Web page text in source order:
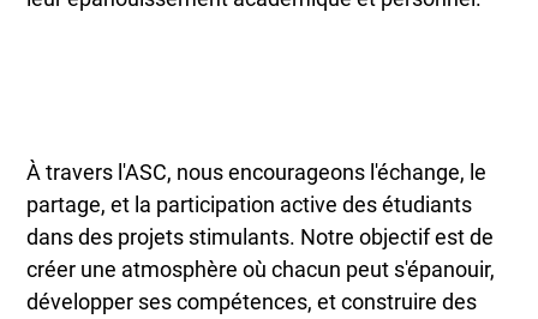
À travers l'ASC, nous encourageons l'échange, le
partage, et la participation active des étudiants
dans des projets stimulants. Notre objectif est de
créer une atmosphère où chacun peut s'épanouir,
développer ses compétences, et construire des